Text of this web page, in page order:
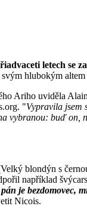
letech se
hlubokým
Ariho uviděla
"Vypravila jsem
vybranou: buď on,
blondýn s
například
je
Nicois.